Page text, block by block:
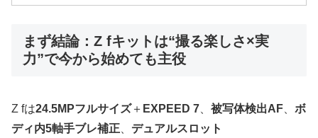
まず結論：Z fキットは“撮る楽しさ×実
力”で今から始めても主役
Z fは24.5MPフルサイズ＋ EXPEED 7 被写体検出AF
ボ
ディ内5軸手ブレ補正
デュアルスロット